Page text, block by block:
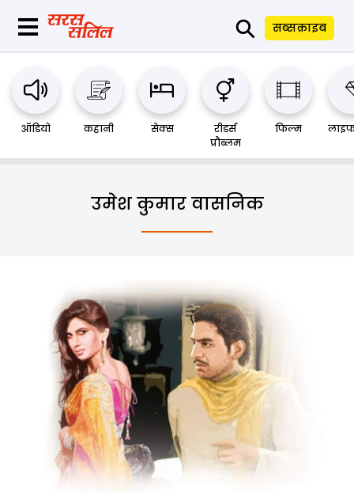
⚲ सब्सक्राइब
ऑडियो कहानी सेक्स
रीडर्स
प्रौब्लम
फिल्म
उमेश कुमार वासनिक